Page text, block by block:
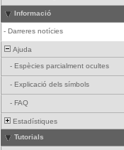
Informació
- Darreres notícies
Ajuda
- Espècies parcialment ocultes
- Explicació dels símbols
- FAQ
Estadístiques
Tutorials